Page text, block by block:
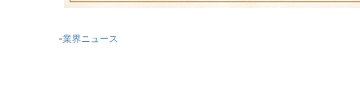
-業界ニュース